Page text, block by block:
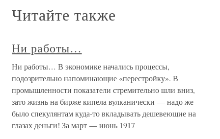
Читайте также
Ни работы…
Ни работы… В экономике начались процессы,
подозрительно напоминающие «перестройку». В
промышленности показатели стремительно шли вниз,
зато жизнь на бирже кипела вулканически — надо же
было спекулянтам куда-то вкладывать дешевеющие на
глазах деньги! За март — июнь 1917